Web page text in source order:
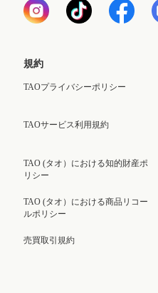
規約
TAOプライバシーポリシー
TAOサービス利用規約
TAO (タオ）における知的財産ポ
リシー
TAO (タオ）における商品リコー
ルポリシー
売買取引規約